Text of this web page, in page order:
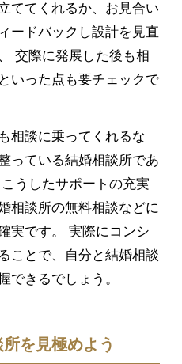
ててくれるか、お見合い
ードバックし設計を見直
交際に発展した後も相
いった点も要チェックで
相談に乗ってくれるな
っている結婚相談所であ
うしたサポートの充実
相談所の無料相談などに
実です。 実際にコンシ
ことで、自分と結婚相談
できるでしょう。
を見極めよう